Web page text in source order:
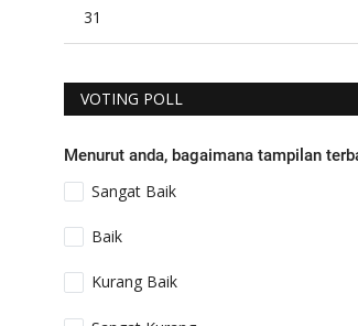
31
VOTING POLL
Menurut anda, bagaimana tampilan
Sangat Baik
Baik
Kurang Baik